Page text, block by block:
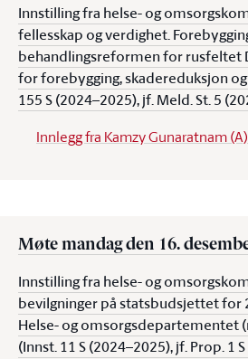
Innstilling fra helse- og
fellesskap og verdighet.
behandlingsreformen for rusfeltet
for forebygging, skadereduksjon
155 S (2024–2025), jf. Meld. St. 5
Innlegg fra Kamzy Gunaratnam (A)
Møte mandag den 16.
Innstilling fra helse- og
bevilgninger på statsbudsjettet for
Helse- og omsorgsdepartementet
(Innst. 11 S (2024–2025), jf. Prop. 1